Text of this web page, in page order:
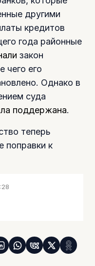
другими
кредитов
года районные
закон
чего его
Однако в
суда
поддержана.
теперь
поправки к